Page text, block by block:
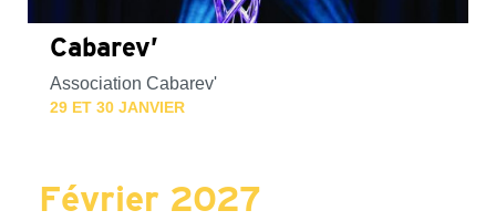
Cabarev’
Association Cabarev'
29 ET 30 JANVIER
Février 2027